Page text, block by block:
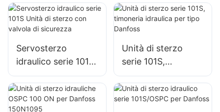
ingranaggi per
trattore RENAULT
Servosterzo
idraulico serie 101S
Unità di sterzo con
valvola di sicurezza
Unità di sterzo
serie 101S,
timoneria idraulica
per tipo Danfoss